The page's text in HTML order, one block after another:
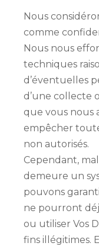
Nous
comme
Nous nous
techniques
d’éventuelles
d’une collecte
que vous nous
empêcher
non autorisés.
Cependant,
demeure un
pouvons
ne pourront
ou utiliser Vos
fins illégitimes.